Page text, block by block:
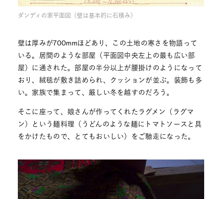
ダンディの家平面図（壁は基本的に石積み）
壁は厚みが700mmほどあり、この土地の寒さを物語って
いる。居間のような部屋（平面図中央左上の最も広い部
屋）に通された。部屋の半分以上が腰掛けのようになって
おり、絨毯が敷き詰められ、クッションが並ぶ。装飾も多
い。家族で集まって、厳しい冬を越すのだろう。
そこに座って、娘さんが作ってくれたラグメン（ラグマ
ン）という麺料理（うどんのような麺にトマトソースと具
をかけたもので、とてもおいしい）をご馳走になった。